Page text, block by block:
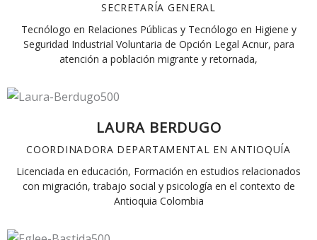
SECRETARÍA GENERAL
Tecnólogo en Relaciones Públicas y Tecnólogo en Higiene y
Seguridad Industrial Voluntaria de Opción Legal Acnur, para
atención a población migrante y retornada,
LAURA BERDUGO
COORDINADORA DEPARTAMENTAL EN ANTIOQUÍA
Licenciada en educación, Formación en estudios relacionados
con migración, trabajo social y psicología en el contexto de
Antioquia Colombia